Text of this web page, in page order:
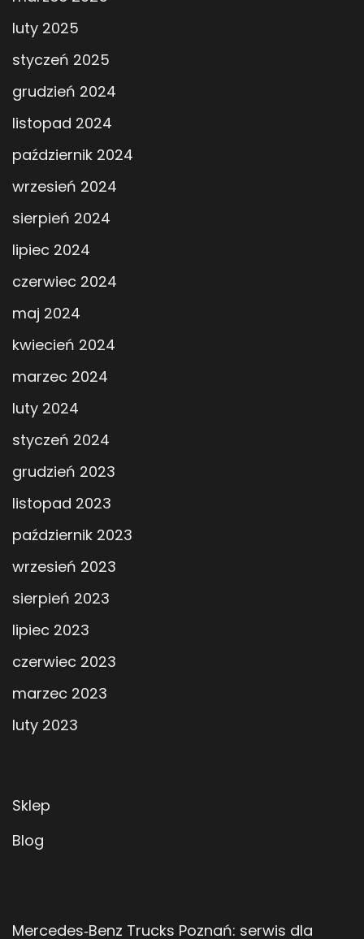
luty 2025
styczeń 2025
grudzień 2024
listopad 2024
październik 2024
wrzesień 2024
sierpień 2024
lipiec 2024
czerwiec 2024
maj 2024
kwiecień 2024
marzec 2024
luty 2024
styczeń 2024
grudzień 2023
listopad 2023
październik 2023
wrzesień 2023
sierpień 2023
lipiec 2023
czerwiec 2023
marzec 2023
luty 2023
Sklep
Blog
Mercedes‑Benz Trucks Poznań: serwis dla